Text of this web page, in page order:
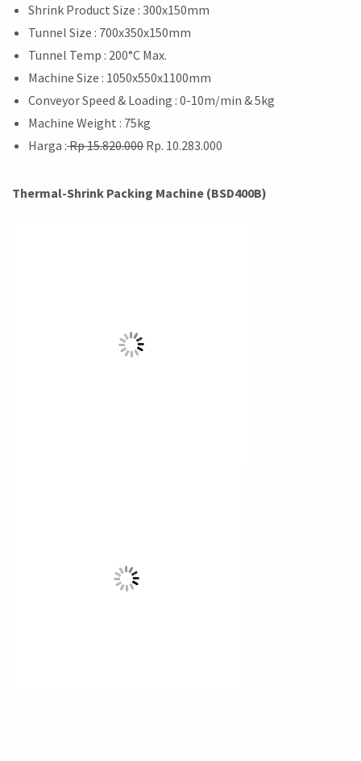
Shrink Product Size : 300x150mm
Tunnel Size : 700x350x150mm
Tunnel Temp : 200°C Max.
Machine Size : 1050x550x1100mm
Conveyor Speed & Loading : 0-10m/min & 5kg
Machine Weight : 75kg
Harga :Rp 15.820.000 Rp. 10.283.000
Thermal-Shrink Packing Machine (BSD400B)